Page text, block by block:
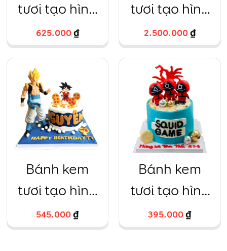
tươi tạo hình
bé trai oto
màu sắc
625.000₫
tươi tạo hình
fondant và
oto
2.500.000₫
Bánh kem
tươi tạo hình
soguku
545.000₫
Bánh kem
tươi tạo hình
SQUID GAME
395.000₫